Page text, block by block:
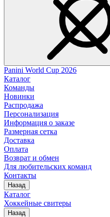
Panini World Cup 2026
Каталог
Команды
Новинки
Распродажа
Персонализация
Информация о заказе
Размерная сетка
Доставка
Оплата
Возврат и обмен
Для любительских команд
Контакты
Назад
Каталог
Хоккейные свитеры
Назад